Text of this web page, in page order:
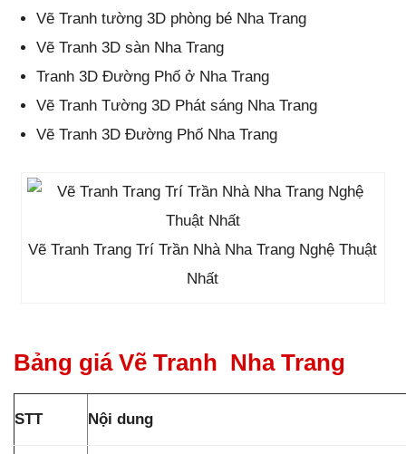
Vẽ Tranh tường 3D phòng bé Nha Trang
Vẽ Tranh 3D sàn Nha Trang
Tranh 3D Đường Phố ở Nha Trang
Vẽ Tranh Tường 3D Phát sáng Nha Trang
Vẽ Tranh 3D Đường Phố Nha Trang
Vẽ Tranh Trang Trí Trần Nhà Nha Trang Nghệ Thuật
Nhất
Bảng giá Vẽ Tranh Nha Trang
STT Nội dung